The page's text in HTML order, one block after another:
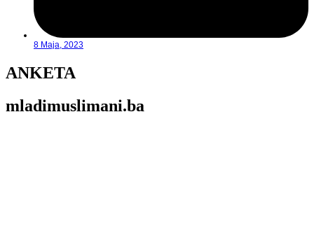
8 Maja, 2023
ANKETA
mladimuslimani.ba